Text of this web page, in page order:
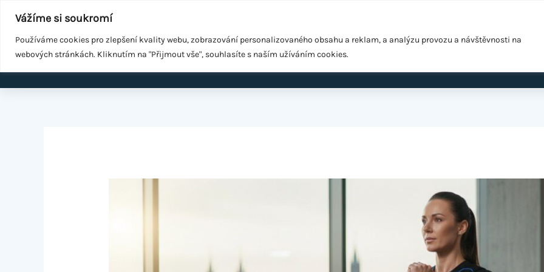
Vážíme si soukromí
Používáme cookies pro zlepšení kvality webu, zobrazování personalizovaného obsahu a reklam, a analýzu provozu a návštěvnosti na
webových stránkách. Kliknutím na "Přijmout vše", souhlasíte s naším užíváním cookies.
obsah
Součást WeGrow Group
Malé změny ke zdraví